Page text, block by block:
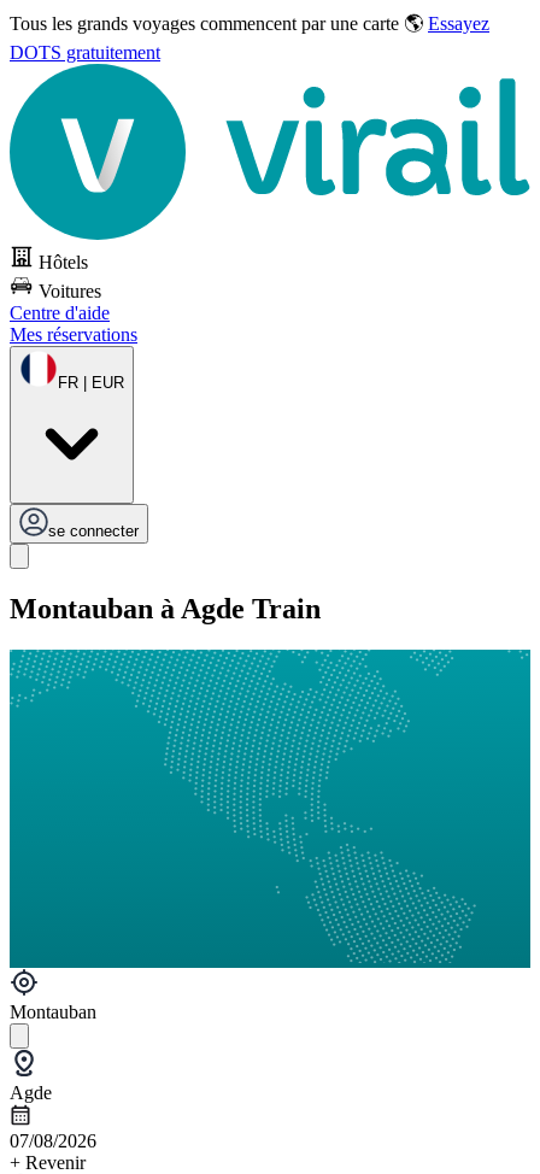
Tous les grands voyages commencent par une carte 🌎 Essayez
DOTS gratuitement
Hôtels
Voitures
Centre d'aide
Mes réservations
FR | EUR
se connecter
Montauban à Agde Train
Montauban
Agde
07/08/2026
+ Revenir